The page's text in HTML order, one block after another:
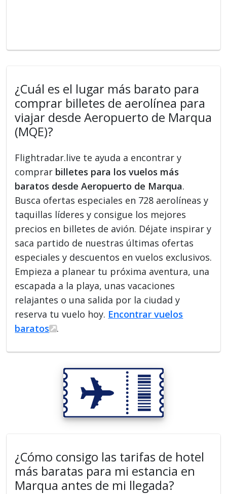
¿Cuál es el lugar más barato para
comprar billetes de aerolínea para
viajar desde Aeropuerto de Marqua
(MQE)?
Flightradar.live te ayuda a encontrar y
comprar billetes para los vuelos más
baratos desde Aeropuerto de Marqua.
Busca ofertas especiales en 728 aerolíneas y
taquillas líderes y consigue los mejores
precios en billetes de avión. Déjate inspirar y
saca partido de nuestras últimas ofertas
especiales y descuentos en vuelos exclusivos.
Empieza a planear tu próxima aventura, una
escapada a la playa, unas vacaciones
relajantes o una salida por la ciudad y
reserva tu vuelo hoy. Encontrar vuelos
baratos
.
¿Cómo consigo las tarifas de hotel
más baratas para mi estancia en
Marqua antes de mi llegada?